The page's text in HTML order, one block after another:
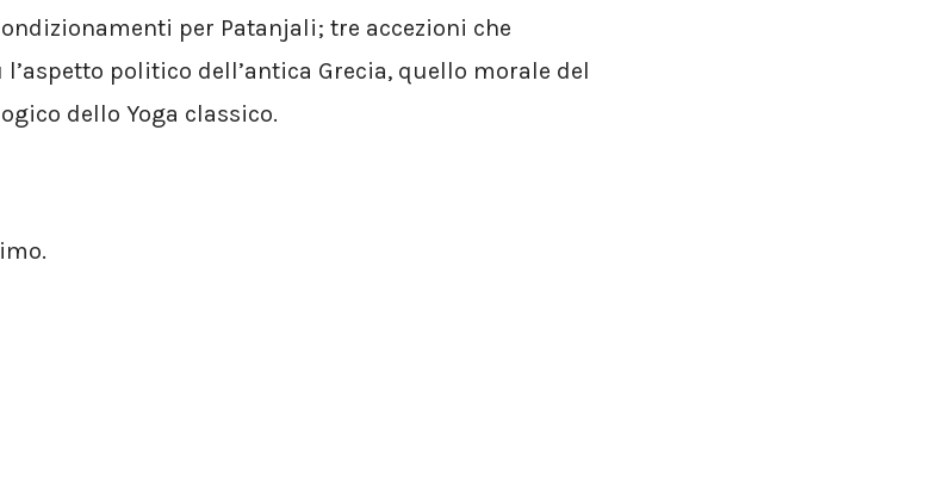
per Patanjali; tre accezioni che
politico dell’antica Grecia, quello morale del
dello Yoga classico.